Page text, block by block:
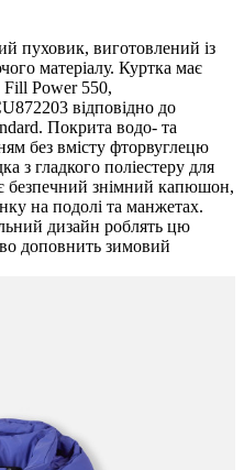
пуховик, виготовлений із
матеріалу. Куртка має
Power 550,
відповідно до
Покрита водо- та
без вмісту фторвуглецю
гладкого поліестеру для
безпечний знімний капюшон,
на подолі та манжетах.
дизайн роблять цю
доповнить зимовий